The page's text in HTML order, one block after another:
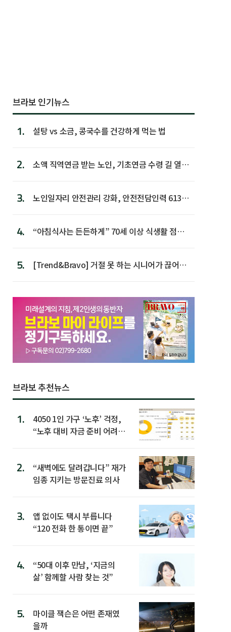
브라보 인기뉴스
1. 설탕 vs 소금, 콩국수를 건강하게 먹는 법
2.
소액 직역연금 받는 노인, 기초연금 수령 길 열린
3.
노인일자리 안전관리 강화, 안전전담인력 613명
4.
“아침식사는 든든하게” 70세 이상 식생활 점수
5.
[Trend&Bravo] 거절 못 하는 시니어가 끊어야
브라보 추천뉴스
1.
4050 1인 가구 ‘노후’ 걱정,
“노후 대비 자금 준비 어려
2.
“새벽에도 달려갑니다” 재가
임종 지키는 방문진료 의사
3.
앱 없이도 택시 부릅니다
“120 전화 한 통이면 끝”
4.
“50대 이후 만남, ‘지금의
삶’ 함께할 사람 찾는 것”
5.
마이클 잭슨은 어떤 존재였
을까